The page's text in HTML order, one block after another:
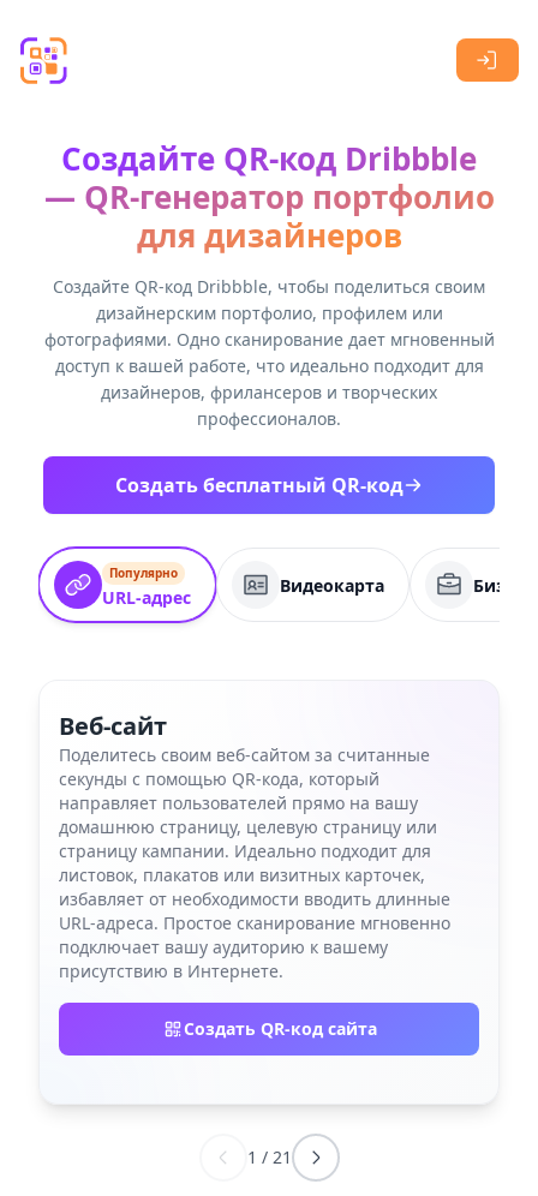
Создайте QR-код Dribbble
— QR-генератор портфолио
для дизайнеров
Создайте QR-код Dribbble, чтобы поделиться своим
дизайнерским портфолио, профилем или
фотографиями. Одно сканирование дает мгновенный
доступ к вашей работе, что идеально подходит для
дизайнеров, фрилансеров и творческих
профессионалов.
Создать бесплатный QR-код
Популярно
URL-адрес
Видеокарта
Веб-сайт
Поделитесь своим веб-сайтом за считанные
секунды с помощью QR-кода, который
направляет пользователей прямо на вашу
домашнюю страницу, целевую страницу или
страницу кампании. Идеально подходит для
листовок, плакатов или визитных карточек,
избавляет от необходимости вводить длинные
URL-адреса. Простое сканирование мгновенно
подключает вашу аудиторию к вашему
присутствию в Интернете.
Создать QR-код сайта
1 / 21